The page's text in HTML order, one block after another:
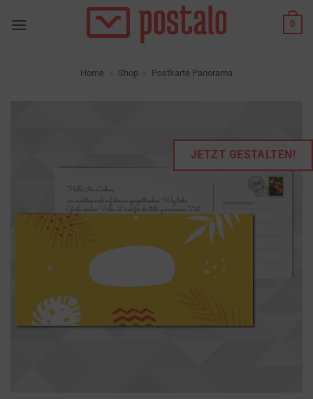
Inhalt
0
Home Shop Postkarte Panorama
JETZT GESTALTEN!